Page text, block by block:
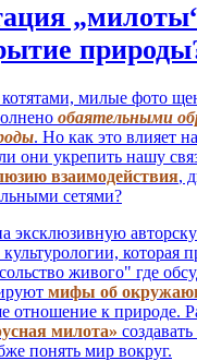
милые фото
обаятельными
. Но как это влияет
они укрепить нашу
взаимодействия,
сетями?
эксклюзивную
которая
живого" где
мифы об
отношение к природе.
милота»
понять мир вокруг.